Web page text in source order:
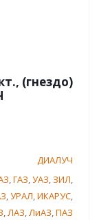
(гнездо)
ДИАЛУЧ
,ГАЗ,УАЗ, ЗИЛ,
,УРАЛ,ИКАРУС,
,ЛАЗ,ЛиАЗ,ПАЗ